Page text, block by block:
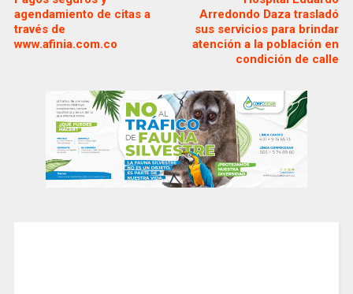
agendamiento de citas a
través de
www.afinia.com.co
Arredondo Daza trasladó
sus servicios para brindar
atención a la población en
condición de calle